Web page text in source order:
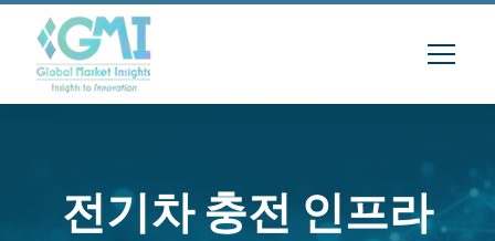
전기차 충전 인프라